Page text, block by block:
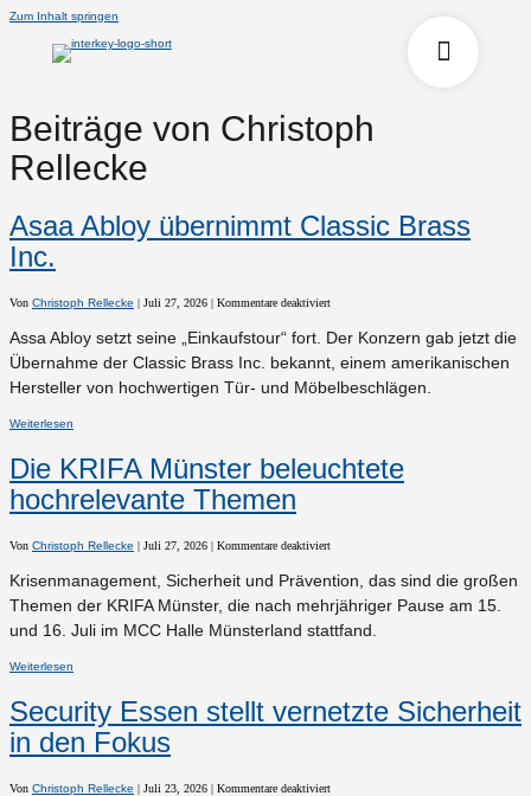
Zum Inhalt springen
Beiträge von Christoph
Rellecke
Asaa Abloy übernimmt Classic Brass
Inc.
Von Christoph Rellecke | Juli 27, 2026 | Kommentare deaktiviertfür
übernimmt
Brass
Inc.
Assa Abloy setzt seine „Einkaufstour“ fort. Der Konzern gab jetzt die
Übernahme der Classic Brass Inc. bekannt, einem amerikanischen
Hersteller von hochwertigen Tür- und Möbelbeschlägen.
Weiterlesen
Die KRIFA Münster beleuchtete
hochrelevante Themen
Von Christoph Rellecke | Juli 27, 2026 | Kommentare deaktiviertfür
Münster
hochrelevante
Themen
Krisenmanagement, Sicherheit und Prävention, das sind die großen
Themen der KRIFA Münster, die nach mehrjähriger Pause am 15.
und 16. Juli im MCC Halle Münsterland stattfand.
Weiterlesen
Security Essen stellt vernetzte Sicherheit
in den Fokus
Von Christoph Rellecke | Juli 23, 2026 | Kommentare deaktiviertfür